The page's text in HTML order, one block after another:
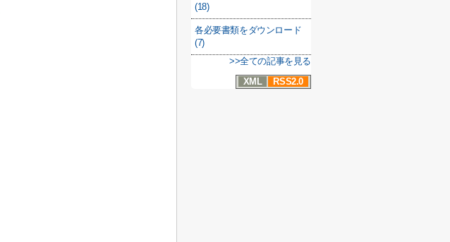
(18)
各必要書類をダウンロード
(7)
>>全ての記事を見る
XML
RSS2.0